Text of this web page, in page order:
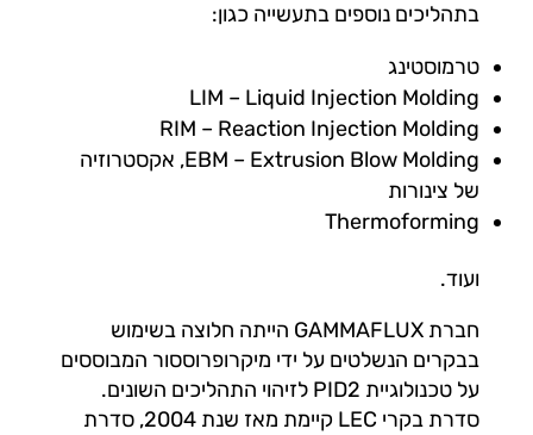
בתהליכים נוספים בתעשייה כגון:
טרמוסטינג
LIM – Liquid Injection Molding
RIM – Reaction Injection Molding
EBM – Extrusion Blow Molding, אקסטרוזיה
של צינורות
Thermoforming
ועוד.
חברת GAMMAFLUX הייתה חלוצה בשימוש
בבקרים הנשלטים על ידי מיקרופרוססור המבוססים
על טכנולוגיית PID2 לזיהוי התהליכים השונים.
סדרת בקרי LEC קיימת מאז שנת 2004, סדרת